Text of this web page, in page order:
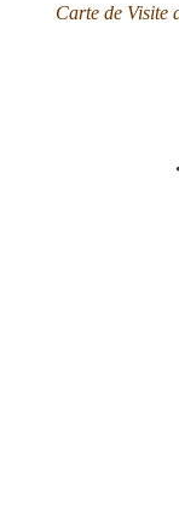
Carte de Visite